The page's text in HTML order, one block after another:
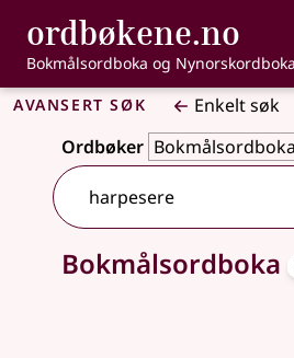
Gå til hovedinnhold
Tilgjengelighet
ordbøkene.no ,
Bokmålsordboka og Nynorskordboka
Avansert søk
Enkelt søk
Ordbøker
Ingen treff
Bokmålsordboka